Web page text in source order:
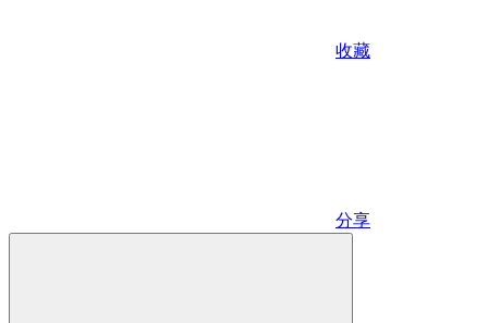
收藏
分享